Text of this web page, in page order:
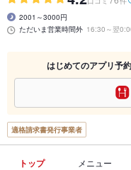
2001～3000円
ただいま営業時間外 16:30～翌
はじめてのアプリ予
適格請求書発行事業者
トップ メニュー